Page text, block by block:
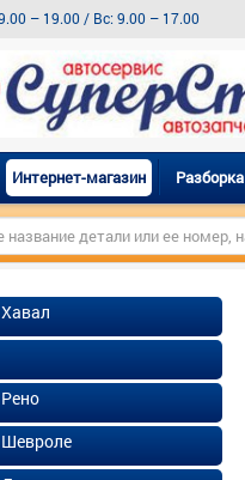
– 19.00 / Вс: 9.00 – 17.00
Интернет-магазин Разборка